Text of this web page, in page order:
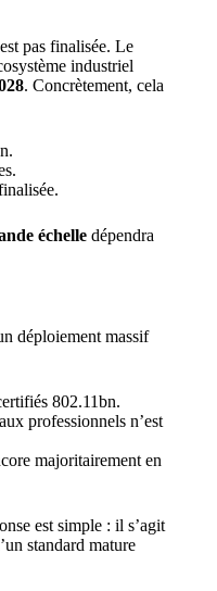
pas finalisée. Le
industriel
. Concrètement, cela
échelle dépendra
déploiement massif
802.11bn.
professionnels n’est
majoritairement en
est simple : il s’agit
standard mature